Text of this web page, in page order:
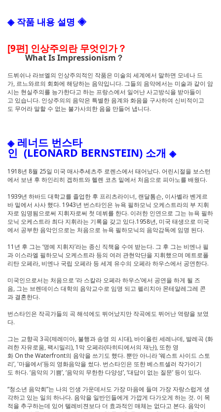
◈ 작품 내용 설명 ◈
[9편] 인상주의란 무엇인가？
What Is Impressionism？
드뷔쉬나 라브엘의 인상주의적인 작품은 미술의 세계에서 말하면 모네나 드
가, 르느와르의 회화에 해당하는 음악입니다. 그들의 음악에서는 미술과 같이 암
시는 현실주의를 능가한다고 하는 프랑스에서 일어난 사고방식을 받아들이
고 있습니다. 인상주의의 음악은 특별한 음계와 화음을 구사하여 신비적이고
도 무어라 말할 수 없는 불가사의한 음을 만들어 냅니다.
◈레너드 번스타
인 (LEONARD BERNSTEIN) 소개 ◈
1918년 8월 25일 미국 매사추세츠주 로렌스에서 태어났다. 어린시절을 보스턴
에서 보낸 후 하인리히 겝하트와 헬렌 코츠 밑에서 처음으로 피아노를 배웠다.
1939년 하바드 대학교를 졸업한 후 프리츠라이너, 랜달톰슨, 이사벨라 벤게르
바 밑에서 사사 했다. 1943년 번스타인은 뉴욕 필하모닉 오케스트라의 부 지휘
자로 임명됨으로써 지휘자로써 첫 데뷔를 한다. 이러한 인연으로 그는 뉴욕 필하
모닉 오케스트라 최다 지휘라는 기록을 갖고 있다.1958년, 미국 태생으로 미국
에서 공부한 음악인으로는 처음으로 뉴욕 필하모닉의 음악감독에 임명 된다.
11년 후 그는 ‘명예 지휘자’라는 종신 직책을 수여 받는다. 그 후 그는 비엔나 필
과 이스라엘 필하모닉 오케스트라 등의 여러 관현악단을 지휘했으며 메트로폴
리탄 오페라, 비엔나 국립 오페라 등 세계 유수의 오페라 하우스에서 공연한다.
미국인으로서는 처음으로 ‘라 스칼라 오페라 하우스’에서 공연을 하게 될 즈
음, 그는 브렌데이스 대학의 음악교수로 임명 되고 펠리치아 몬테알레그레 콘
과 결혼한다.
번스타인은 작곡가들의 곡 해석에도 뛰어났지만 작곡에도 뛰어난 역량을 보였
다.
그는 교향곡 3곡(제레미아, 불행과 송영 의 시대), 바이올린 세레나데, 발레곡 (화
려한 자유로움, 팩시밀리), 1막 오페라(타히티에서의 재난), 또한 영
화 On the Waterfront의 음악을 쓰기도 했다. 뿐만 아니라 ‘웨스트 사이드 스토
리’, '마을에서’등의 영화음악을 썼다. 번스타인은 또한 베스트셀러 작가이기
도 하다. ‘음악의 기쁨’, ‘음악의 무한한 다양성’, ‘대답이 없는 질문’ 등이 있다.
“청소년 음악회”는 나의 인생 가운데서도 가장 마음에 들며 가장 자랑스럽게 생
각하고 있는 일의 하나다. 음악을 일반인들에게 가깝게 다가오게 하는 것. 이 목
적을 추구하는데 있어 텔레비젼보다 더 효과적인 매체는 없다고 본다. 음악이